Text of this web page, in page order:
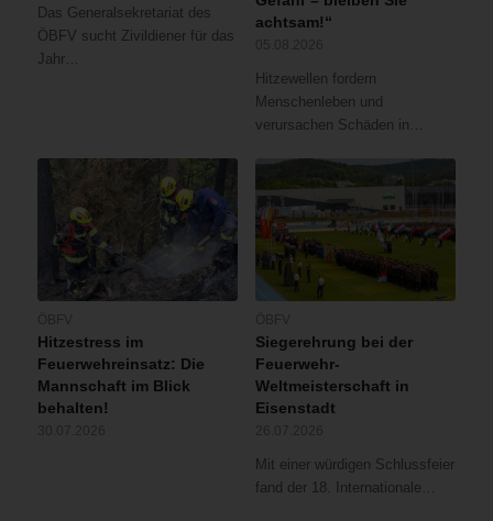
Das Generalsekretariat des
ÖBFV sucht Zivildiener für das
Jahr…
achtsam!“
Hitzewellen fordern
Menschenleben und
verursachen Schäden in…
Hitzestress im
Feuerwehreinsatz: Die
Mannschaft im Blick
behalten!
Siegerehrung bei der
Feuerwehr-
Weltmeisterschaft in
Eisenstadt
Mit einer würdigen Schlussfeier
fand der 18. Internationale…